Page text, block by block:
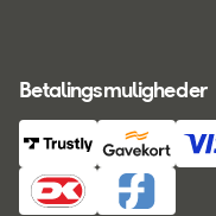
Betalingsmuligheder